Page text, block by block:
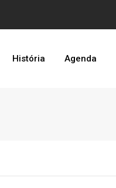
História Agenda